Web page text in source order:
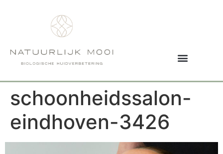
schoonheidssalon-
eindhoven-3426